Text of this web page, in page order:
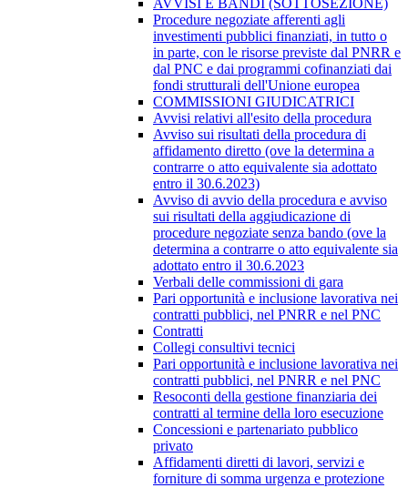
AVVISI E BANDI (SOTTOSEZIONE)
Procedure negoziate afferenti agli
investimenti pubblici finanziati, in tutto o
in parte, con le risorse previste dal PNRR e
dal PNC e dai programmi cofinanziati dai
fondi strutturali dell'Unione europea
COMMISSIONI GIUDICATRICI
Avvisi relativi all'esito della procedura
Avviso sui risultati della procedura di
affidamento diretto (ove la determina a
contrarre o atto equivalente sia adottato
entro il 30.6.2023)
Avviso di avvio della procedura e avviso
sui risultati della aggiudicazione di
procedure negoziate senza bando (ove la
determina a contrarre o atto equivalente sia
adottato entro il 30.6.2023
Verbali delle commissioni di gara
Pari opportunità e inclusione lavorativa nei
contratti pubblici, nel PNRR e nel PNC
Contratti
Collegi consultivi tecnici
Pari opportunità e inclusione lavorativa nei
contratti pubblici, nel PNRR e nel PNC
Resoconti della gestione finanziaria dei
contratti al termine della loro esecuzione
Concessioni e partenariato pubblico
privato
Affidamenti diretti di lavori, servizi e
forniture di somma urgenza e protezione